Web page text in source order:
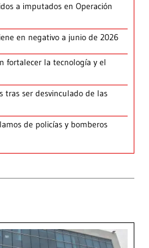
a imputados en Operación
en negativo a junio de 2026
fortalecer la tecnología y el
tras ser desvinculado de las
de policías y bomberos